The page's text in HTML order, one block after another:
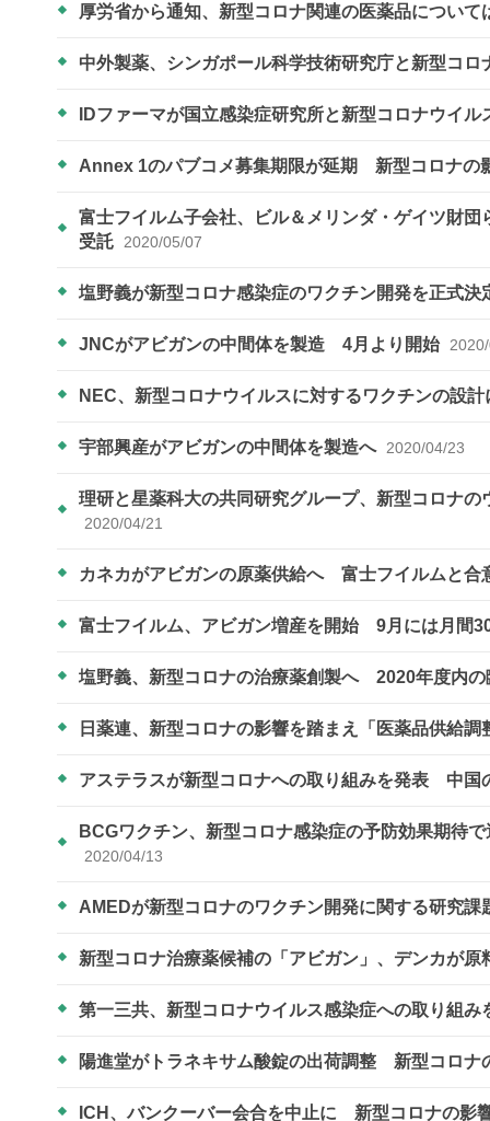
厚労省から通知、新型コロナ関連の医薬品につい
中外製薬、シンガポール科学技術研究庁と新型コ
IDファーマが国立感染症研究所と新型コロナウイ
Annex 1のパブコメ募集期限が延期 新型コロナの
富士フイルム子会社、ビル＆メリンダ・ゲイツ財
受託
2020/05/07
塩野義が新型コロナ感染症のワクチン開発を正式決
JNCがアビガンの中間体を製造 4月より開始
NEC、新型コロナウイルスに対するワクチンの設
宇部興産がアビガンの中間体を製造へ 2020/04/23
理研と星薬科大の共同研究グループ、新型コロナ
2020/04/21
カネカがアビガンの原薬供給へ 富士フイルムと合
富士フイルム、アビガン増産を開始 9月には月間
塩野義、新型コロナの治療薬創製へ 2020年度内
日薬連、新型コロナの影響を踏まえ「医薬品供給
アステラスが新型コロナへの取り組みを発表 中国
BCGワクチン、新型コロナ感染症の予防効果期待
2020/04/13
AMEDが新型コロナのワクチン開発に関する研究課
新型コロナ治療薬候補の「アビガン」、デンカが
第一三共、新型コロナウイルス感染症への取り組
陽進堂がトラネキサム酸錠の出荷調整 新型コロナ
ICH、バンクーバー会合を中止に 新型コロナの影